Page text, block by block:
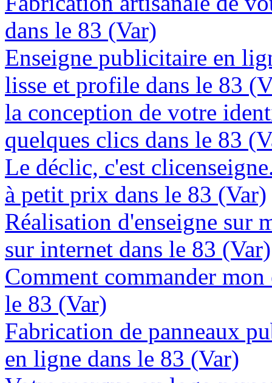
dans le 83 (Var)
Enseigne publicitaire en
lisse et profile dans le 83
la conception de votre
quelques clics dans le 83
Le déclic, c'est
à petit prix dans le 83 (Var)
Réalisation d'enseigne sur
sur internet dans le 83 (Var)
Comment commander
le 83 (Var)
Fabrication de panneaux
en ligne dans le 83 (Var)